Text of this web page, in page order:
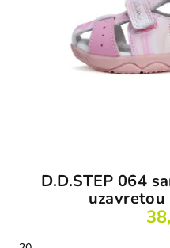
D.D.STEP 064
uzavretou